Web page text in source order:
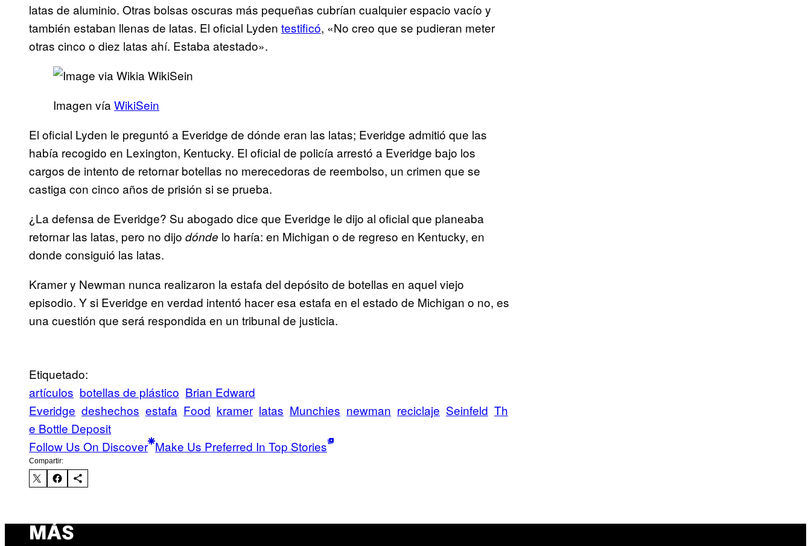
latas de aluminio. Otras bolsas oscuras más pequeñas cubrían cualquier espacio vacío y
también estaban llenas de latas. El oficial Lyden testificó, «No creo que se pudieran meter
otras cinco o diez latas ahí. Estaba atestado».
Imagen vía WikiSein
El oficial Lyden le preguntó a Everidge de dónde eran las latas; Everidge admitió que las
había recogido en Lexington, Kentucky. El oficial de policía arrestó a Everidge bajo los
cargos de intento de retornar botellas no merecedoras de reembolso, un crimen que se
castiga con cinco años de prisión si se prueba.
¿La defensa de Everidge? Su abogado dice que Everidge le dijo al oficial que planeaba
retornar las latas, pero no dijo dónde lo haría: en Michigan o de regreso en Kentucky, en
donde consiguió las latas.
Kramer y Newman nunca realizaron la estafa del depósito de botellas en aquel viejo
episodio. Y si Everidge en verdad intentó hacer esa estafa en el estado de Michigan o no, es
una cuestión que será respondida en un tribunal de justicia.
Etiquetado:
artículos botellas de plástico Brian Edward
Everidge deshechos estafa Food kramer latas Munchies newman reciclaje Seinfeld Th
e Bottle Deposit
Follow Us On Discover Make Us Preferred In Top Stories
Compartir:
MÁS